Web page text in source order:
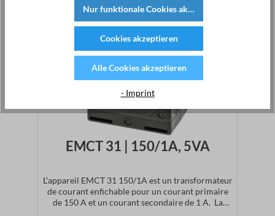
EMCT 31 | 150/1A, 5VA
L’appareil EMCT 31 150/1A est un transformateur
de courant enfichable pour un courant primaire
de 150 A et un courant secondaire de 1 A. La
Nur funktionale Cookies akzeptieren
Cookies akzeptieren
Alle Cookies akzeptieren
- Imprint